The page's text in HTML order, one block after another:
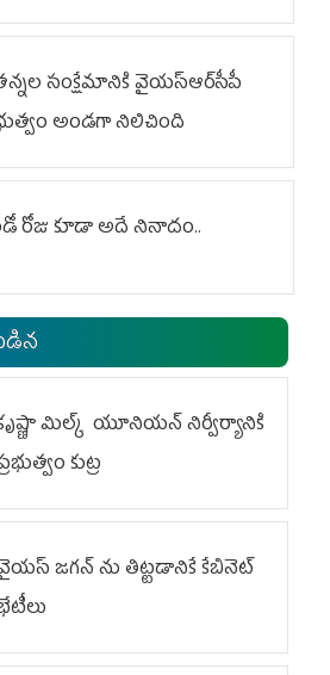
ఆందోళనలు
సంక్షేమానికి వైయ‌స్ఆర్‌సీపీ
అండగా నిలిచింది
రోజు కూడా అదే నినాదం..
మిల్క్‌ యూనియన్‌ నిర్వీర్యానికి
కుట్ర
జగన్‌ ను తిట్టడానికే కేబినెట్‌